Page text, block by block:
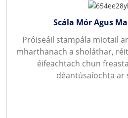
Scála Mór Agus
Próiseáil stampála miotail
mharthanach a sholáthar,
éifeachtach chun
déantúsaíochta ar